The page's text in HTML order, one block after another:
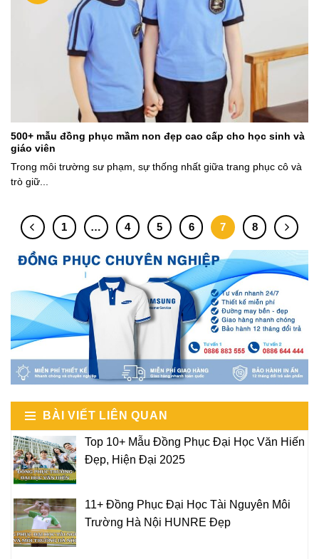
500+ mẫu đồng phục mầm non đẹp cao cấp cho học sinh và
giáo viên
Trong môi trường sư phạm, sự thống nhất giữa trang phục cô và
trò giữ...
1 … 4 5 6 7 8
BÀI VIẾT LIÊN QUAN
Top 10+ Mẫu Đồng Phục Đại Học Văn Hiến
Đẹp, Hiện Đại 2025
11+ Đồng Phục Đại Học Tài Nguyên Môi
Trường Hà Nội HUNRE Đẹp